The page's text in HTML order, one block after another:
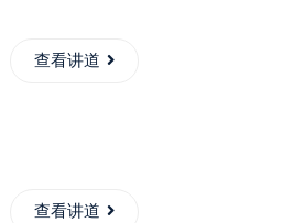
查看讲道
查看讲道